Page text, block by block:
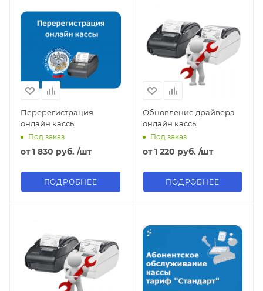
Перерегистрация
онлайн кассы
Под заказ
от1 830 руб. /шт
ПОДРОБНЕЕ
Обновление драйвера
онлайн кассы
Под заказ
от1 220 руб. /шт
ПОДРОБНЕЕ